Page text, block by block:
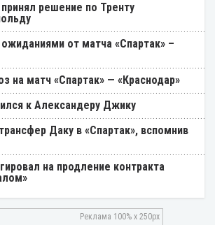
решение по Тренту
от матча «Спартак» –
на матч «Спартак» — «Краснодар»
к Александеру Джику
Даку в «Спартак», вспомнив
на продление контракта